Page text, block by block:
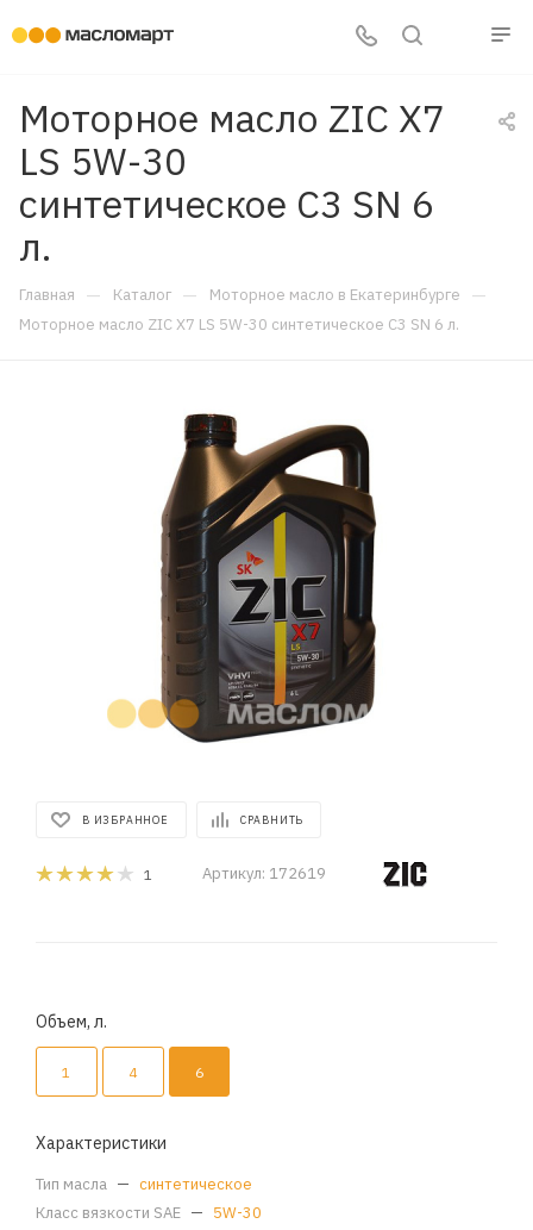
Моторное масло ZIC X7
LS 5W-30
синтетическое C3 SN 6
л.
Главная — Каталог — Моторное масло в Екатеринбурге —
Моторное масло ZIC X7 LS 5W-30 синтетическое C3 SN 6 л.
В ИЗБРАННОЕ СРАВНИТЬ
1 Артикул: 172619
Объем, л.
1 4 6
Характеристики
Тип масла — синтетическое
Класс вязкости SAE — 5W-30